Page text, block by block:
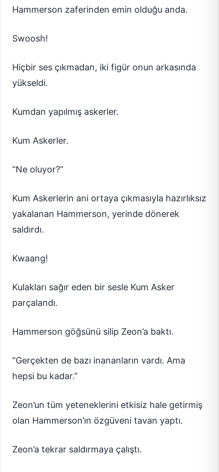
Hammerson zaferinden emin olduğu anda.
Swoosh!
Hiçbir ses çıkmadan, iki figür onun arkasında
yükseldi.
Kumdan yapılmış askerler.
Kum Askerler.
“Ne oluyor?”
Kum Askerlerin ani ortaya çıkmasıyla hazırlıksız
yakalanan Hammerson, yerinde dönerek
saldırdı.
Kwaang!
Kulakları sağır eden bir sesle Kum Asker
parçalandı.
Hammerson göğsünü silip Zeon’a baktı.
“Gerçekten de bazı inananların vardı. Ama
hepsi bu kadar.”
Zeon’un tüm yeteneklerini etkisiz hale getirmiş
olan Hammerson’ın özgüveni tavan yaptı.
Zeon’a tekrar saldırmaya çalıştı.